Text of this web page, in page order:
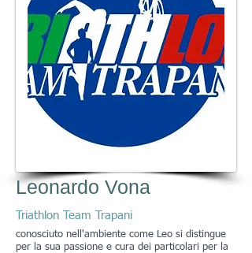
Leonardo Vona
Triathlon Team Trapani
conosciuto nell'ambiente come Leo si distingue
per la sua passione e cura dei particolari per la